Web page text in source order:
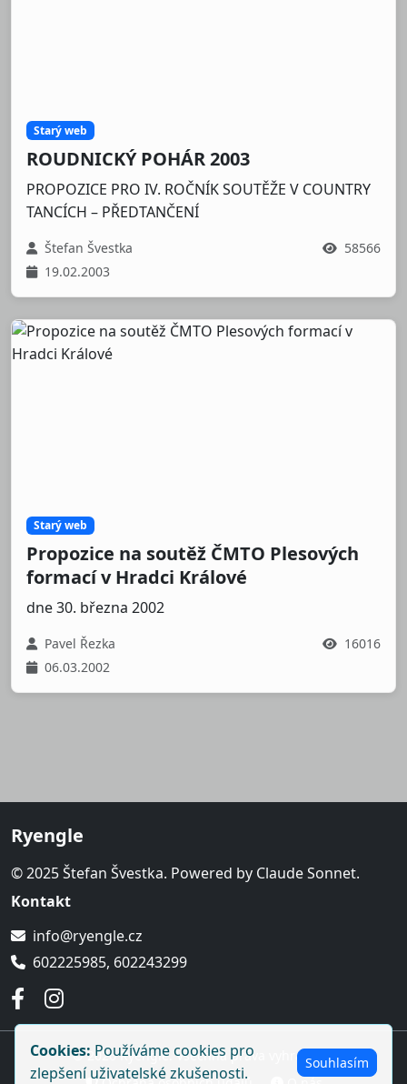
Starý web
ROUDNICKÝ POHÁR 2003
PROPOZICE PRO IV. ROČNÍK SOUTĚŽE V COUNTRY
TANCÍCH – PŘEDTANČENÍ
Štefan Švestka
58566
19.02.2003
Starý web
Propozice na soutěž ČMTO Plesových
formací v Hradci Králové
dne 30. března 2002
Pavel Řezka
16016
06.03.2002
Ryengle
© 2025 Štefan Švestka. Powered by Claude Sonnet.
Kontakt
info@ryengle.cz
602225985, 602243299
© 2026 Ryengle. Všechna práva vyhrazena.
Cookies: Používáme cookies pro
zlepšení uživatelské zkušenosti.
Souhlasím